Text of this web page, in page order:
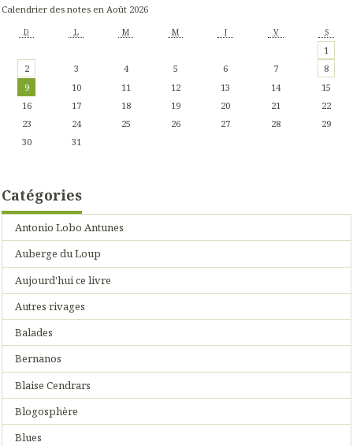
Calendrier des notes en Août 2026
D L M M J V S
1
2
3 4 5 6 7
8
9
10 11 12 13 14
15
16
17 18 19 20 21
22
23
24 25 26 27 28
29
30
31
Catégories
Antonio Lobo Antunes
Auberge du Loup
Aujourd'hui ce livre
Autres rivages
Balades
Bernanos
Blaise Cendrars
Blogosphère
Blues